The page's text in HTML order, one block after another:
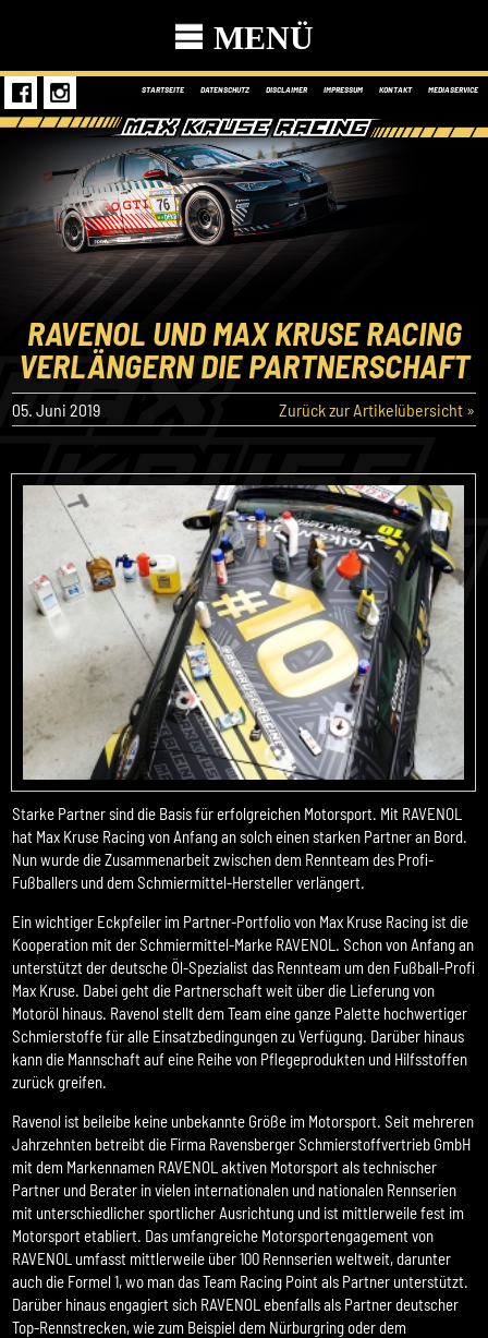
MENÜ
STARTSEITE DATENSCHUTZ DISCLAIMER IMPRESSUM KONTAKT MEDIASERVICE
RAVENOL UND MAX KRUSE RACING
VERLÄNGERN DIE PARTNERSCHAFT
05. Juni 2019 Zurück zur Artikelübersicht »
Starke Partner sind die Basis für erfolgreichen Motorsport. Mit RAVENOL
hat Max Kruse Racing von Anfang an solch einen starken Partner an Bord.
Nun wurde die Zusammenarbeit zwischen dem Rennteam des Profi-
Fußballers und dem Schmiermittel-Hersteller verlängert.
Ein wichtiger Eckpfeiler im Partner-Portfolio von Max Kruse Racing ist die
Kooperation mit der Schmiermittel-Marke RAVENOL. Schon von Anfang an
unterstützt der deutsche Öl-Spezialist das Rennteam um den Fußball-Profi
Max Kruse. Dabei geht die Partnerschaft weit über die Lieferung von
Motoröl hinaus. Ravenol stellt dem Team eine ganze Palette hochwertiger
Schmierstoffe für alle Einsatzbedingungen zu Verfügung. Darüber hinaus
kann die Mannschaft auf eine Reihe von Pflegeprodukten und Hilfsstoffen
zurück greifen.
Ravenol ist beileibe keine unbekannte Größe im Motorsport. Seit mehreren
Jahrzehnten betreibt die Firma Ravensberger Schmierstoffvertrieb GmbH
mit dem Markennamen RAVENOL aktiven Motorsport als technischer
Partner und Berater in vielen internationalen und nationalen Rennserien
mit unterschiedlicher sportlicher Ausrichtung und ist mittlerweile fest im
Motorsport etabliert. Das umfangreiche Motorsportengagement von
RAVENOL umfasst mittlerweile über 100 Rennserien weltweit, darunter
auch die Formel 1, wo man das Team Racing Point als Partner unterstützt.
Darüber hinaus engagiert sich RAVENOL ebenfalls als Partner deutscher
Top-Rennstrecken, wie zum Beispiel dem Nürburgring oder dem